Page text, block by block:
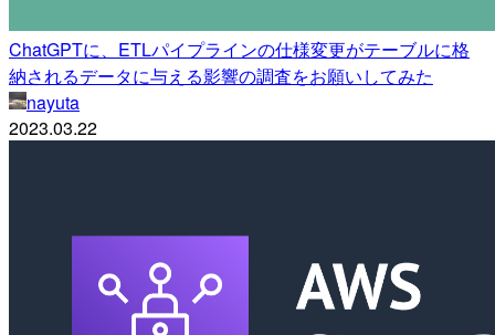
ChatGPTに、ETLパイプラインの仕様変更がテーブルに格
納されるデータに与える影響の調査をお願いしてみた
nayuta
2023.03.22